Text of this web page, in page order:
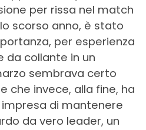
per rissa nel match
scorso anno, è stato
per esperienza
da collante in un
sembrava certo
che invece, alla fine, ha
di mantenere
da vero leader, un